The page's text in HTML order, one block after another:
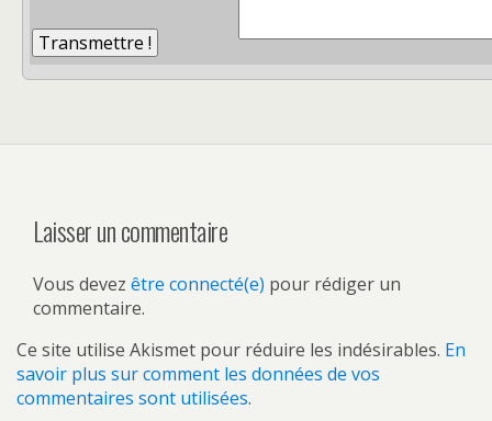
Laisser un commentaire
Vous devez être connecté(e) pour rédiger un
commentaire.
Ce site utilise Akismet pour réduire les indésirables. En
savoir plus sur comment les données de vos
commentaires sont utilisées.